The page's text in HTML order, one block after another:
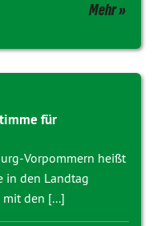
Mehr
für
Vorpommern heißt
in den Landtag
den [...]